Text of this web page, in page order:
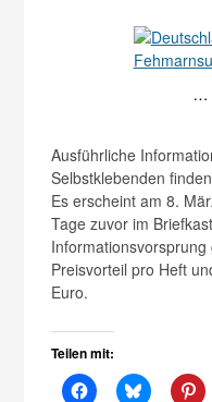
…
Ausführliche
Selbstklebenden
Es erscheint am 8.
Tage zuvor im
Preisvorteil pro Heft
Euro.
Teilen mit: